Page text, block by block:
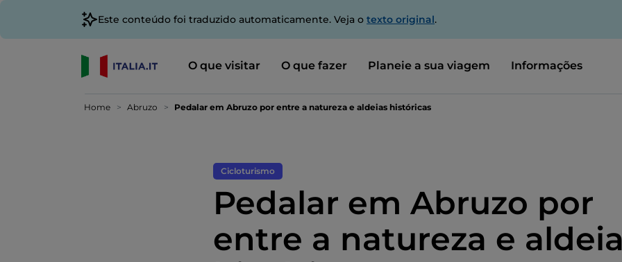
Este conteúdo foi traduzido automaticamente. Veja o texto original.
O que visitar O que fazer Planeie a sua viagem Informações
Home Abruzo Pedalar em Abruzo por entre a natureza e aldeias históricas
Cicloturismo
Pedalar em Abruzo por
entre a natureza e